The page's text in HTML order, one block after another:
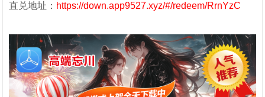
直兑地址： https://down.app9527.xyz/#/redeem/RrnYzC